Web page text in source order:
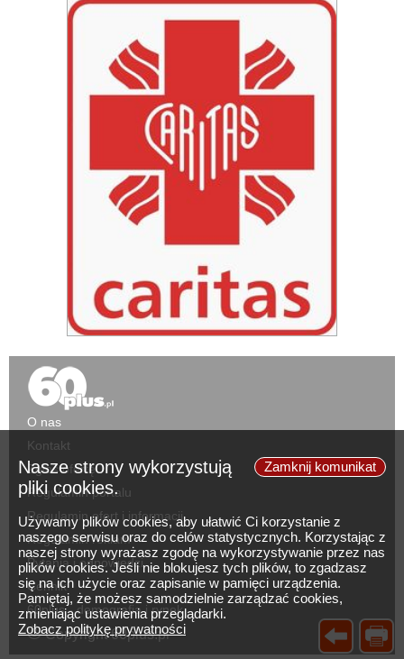
Zamknij komunikat
Nasze strony wykorzystują
pliki cookies.
Używamy plików cookies, aby ułatwić Ci korzystanie z
naszego serwisu oraz do celów statystycznych. Korzystając z
naszej strony wyrażasz zgodę na wykorzystywanie przez nas
plików cookies. Jeśli nie blokujesz tych plików, to zgadzasz
się na ich użycie oraz zapisanie w pamięci urządzenia.
Pamiętaj, że możesz samodzielnie zarządzać cookies,
zmieniając ustawienia przeglądarki.
Zobacz politykę prywatności
O nas
Kontakt
Zgłoś ofertę
Regulamin portalu
Regulamin ofert i informacji
Regulamin reklam
Pytania i odpowiedzi
Cennik
60plus - demografia i rynek
©Copyright 60plus.pl